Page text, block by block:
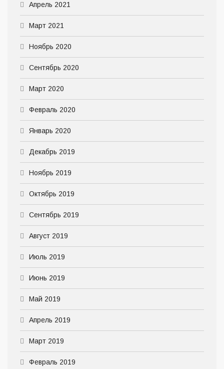
Апрель 2021
Март 2021
Ноябрь 2020
Сентябрь 2020
Март 2020
Февраль 2020
Январь 2020
Декабрь 2019
Ноябрь 2019
Октябрь 2019
Сентябрь 2019
Август 2019
Июль 2019
Июнь 2019
Май 2019
Апрель 2019
Март 2019
Февраль 2019